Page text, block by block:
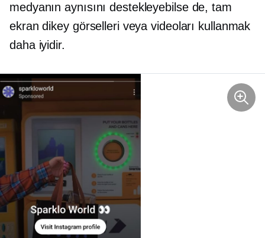
medyanın aynısını destekleyebilse de, tam
ekran dikey görselleri veya videoları kullanmak
daha iyidir.